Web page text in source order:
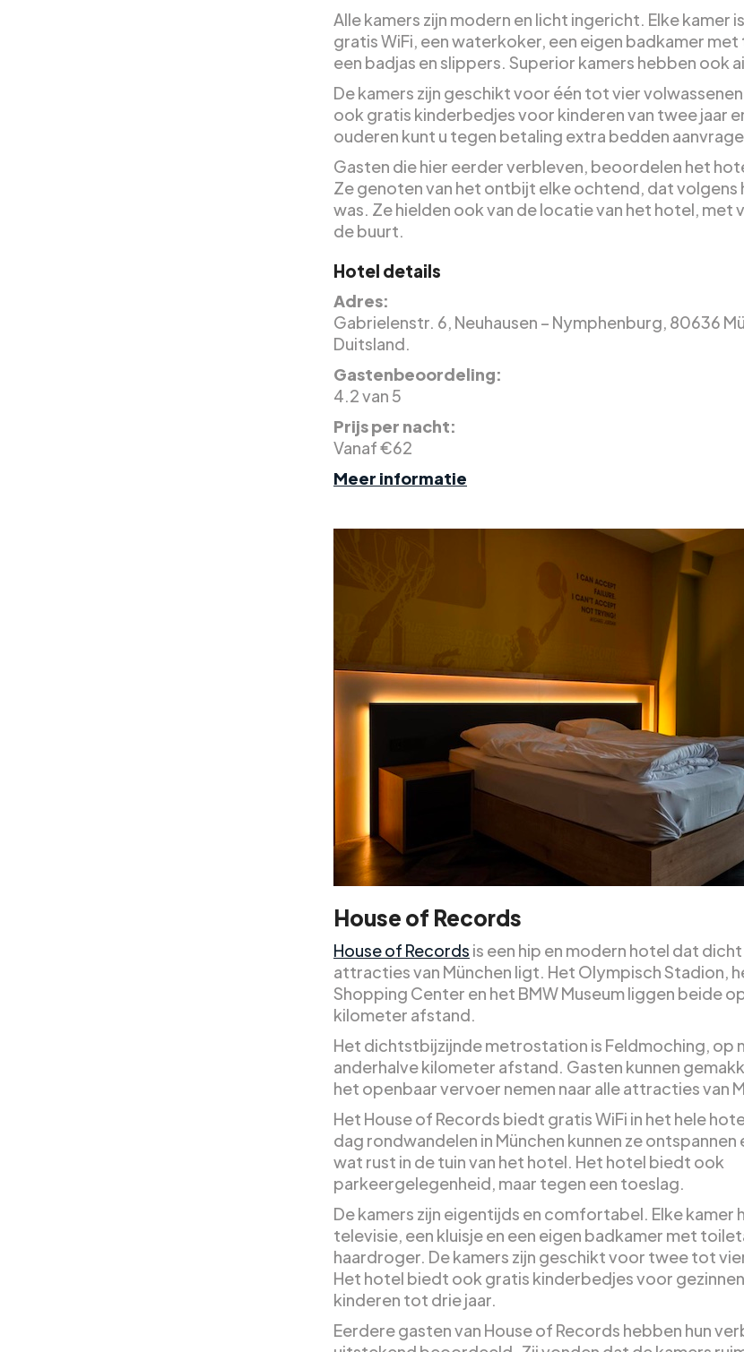
Alle kamers zijn modern en licht ingericht. Elke kamer
gratis WiFi, een waterkoker, een eigen badkamer
een badjas en slippers. Superior kamers hebben ook
De kamers zijn geschikt voor één tot vier
ook gratis kinderbedjes voor kinderen van twee jaar
ouderen kunt u tegen betaling extra bedden
Gasten die hier eerder verbleven, beoordelen het
Ze genoten van het ontbijt elke ochtend, dat volgens
was. Ze hielden ook van de locatie van het hotel, met
de buurt.
Hotel details
Adres:
Gabrielenstr. 6, Neuhausen – Nymphenburg, 80636
Duitsland.
Gastenbeoordeling:
4.2 van 5
Prijs per nacht:
Vanaf €62
Meer informatie
House of Records
House of Records is een hip en modern hotel dat
attracties van München ligt. Het Olympisch Stadion,
Shopping Center en het BMW Museum liggen beide
kilometer afstand.
Het dichtstbijzijnde metrostation is Feldmoching, op
anderhalve kilometer afstand. Gasten kunnen
het openbaar vervoer nemen naar alle attracties van
Het House of Records biedt gratis WiFi in het hele
dag rondwandelen in München kunnen ze ontspannen
wat rust in de tuin van het hotel. Het hotel biedt ook
parkeergelegenheid, maar tegen een toeslag.
De kamers zijn eigentijds en comfortabel. Elke kamer
televisie, een kluisje en een eigen badkamer met
haardroger. De kamers zijn geschikt voor twee tot
Het hotel biedt ook gratis kinderbedjes voor
kinderen tot drie jaar.
Eerdere gasten van House of Records hebben hun